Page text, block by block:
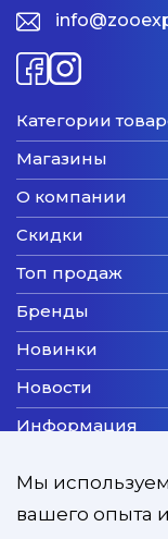
Категории
Магазины
О компании
Скидки
Топ продаж
Бренды
Новинки
Новости
Информация
Мы
вашего опыта